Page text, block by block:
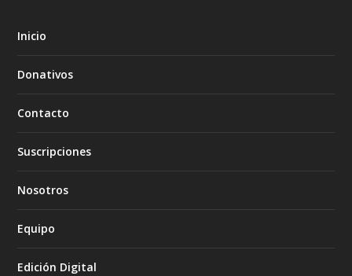
Inicio
Donativos
Contacto
Suscripciones
Nosotros
Equipo
Edición Digital